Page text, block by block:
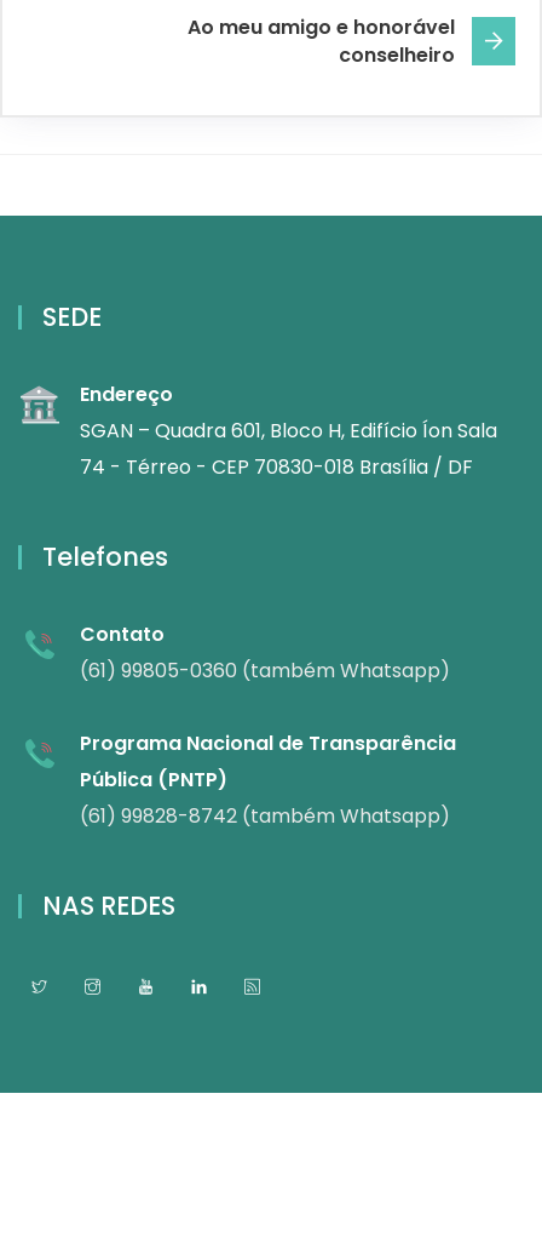
Ao meu amigo e honorável
conselheiro
SEDE
Endereço
SGAN – Quadra 601, Bloco H, Edifício Íon Sala
74 - Térreo - CEP 70830-018 Brasília / DF
Telefones
Contato
(61) 99805-0360 (também Whatsapp)
Programa Nacional de Transparência
Pública (PNTP)
(61) 99828-8742 (também Whatsapp)
NAS REDES